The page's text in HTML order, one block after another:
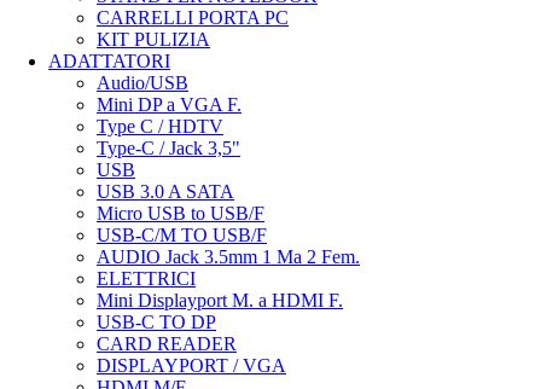
CARRELLI PORTA PC
KIT PULIZIA
ADATTATORI
Audio/USB
Mini DP a VGA F.
Type C / HDTV
Type-C / Jack 3,5"
USB
USB 3.0 A SATA
Micro USB to USB/F
USB-C/M TO USB/F
AUDIO Jack 3.5mm 1 Ma 2 Fem.
ELETTRICI
Mini Displayport M. a HDMI F.
USB-C TO DP
CARD READER
DISPLAYPORT / VGA